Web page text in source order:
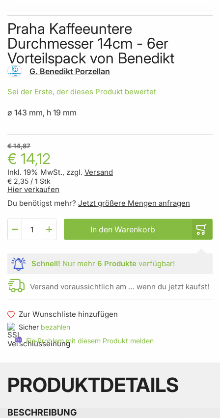
Skip to the beginning of the images gallery
Praha Kaffeeuntere
Durchmesser 14cm - 6er
Vorteilspack von Benedikt
G. Benedikt Porzellan
Sei der Erste, der dieses Produkt bewertet
ø 143 mm, h 19 mm
€ 14,12
€ 14,87
Inkl. 19% MwSt., zzgl. Versand
€ 2,35 / 1 Stk
Hier verkaufen
Du benötigst mehr? Jetzt größere Mengen anfragen
In den Warenkorb
Schnell! Nur mehr 6 Produkteverfügbar!
Versand voraussichtlich am … wenn du jetzt kaufst!
Zur Wunschliste hinzufügen
Sicher bezahlen
Ein Problem mit diesem Produkt melden
PRODUKTDETAILS
BESCHREIBUNG